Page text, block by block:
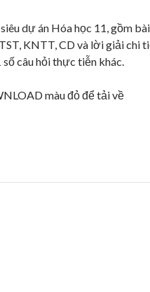
dự án Hóa học 11, gồm
KNTT, CD và lời giải chi
số câu hỏi thực tiễn khác.
màu đỏ để tải về